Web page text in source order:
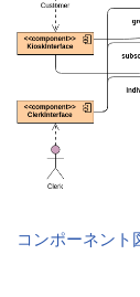
コンポーネント